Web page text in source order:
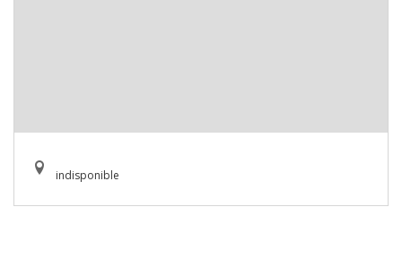
indisponible